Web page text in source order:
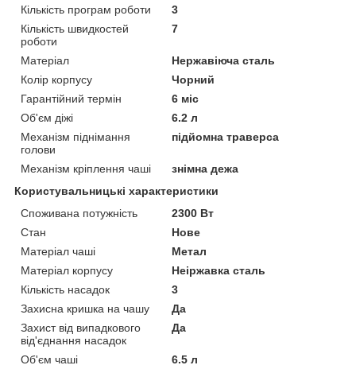
Кількість програм роботи
3
Кількість швидкостей
роботи
7
Матеріал
Нержавіюча сталь
Колір корпусу
Чорний
Гарантійний термін
6 міс
Об'єм діжі
6.2 л
Механізм піднімання
голови
підйомна траверса
Механізм кріплення чаші
знімна дежа
Користувальницькі характеристики
Споживана потужність
2300 Вт
Стан
Нове
Матеріал чаші
Метал
Матеріал корпусу
Неіржавка сталь
Кількість насадок
3
Захисна кришка на чашу
Да
Захист від випадкового
від'єднання насадок
Да
Об'єм чаші
6.5 л